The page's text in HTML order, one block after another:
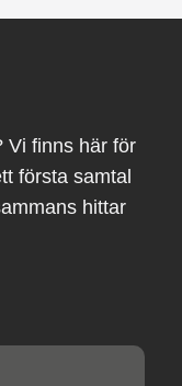
Vi finns här för
första samtal
hittar